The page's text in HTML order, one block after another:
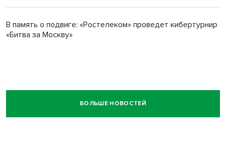
В память о подвиге: «Ростелеком» проведет кибертурнир
«Битва за Москву»
БОЛЬШЕ НОВОСТЕЙ